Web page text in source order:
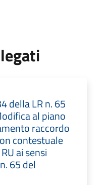
della LR n. 65
al piano
raccordo
contestuale
ai sensi
65 del